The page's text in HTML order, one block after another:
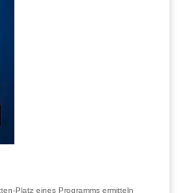
Platz eines Programms ermitteln